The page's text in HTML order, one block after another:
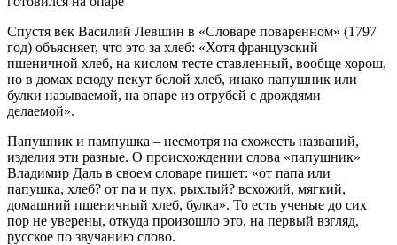
Спустя век Василий Левшин в «Словаре поваренном» (1797
год) объясняет, что это за хлеб: «Хотя французский
пшеничной хлеб, на кислом тесте ставленный, вообще хорош,
но в домах всюду пекут белой хлеб, инако папушник или
булки называемой, на опаре из отрубей с дрождями
делаемой».
Папушник и пампушка – несмотря на схожесть названий,
изделия эти разные. О происхождении слова «папушник»
Владимир Даль в своем словаре пишет: «от папа или
папушка, хлеб? от па и пух, рыхлый? всхожий, мягкий,
домашний пшеничный хлеб, булка». То есть ученые до сих
пор не уверены, откуда произошло это, на первый взгляд,
русское по звучанию слово.